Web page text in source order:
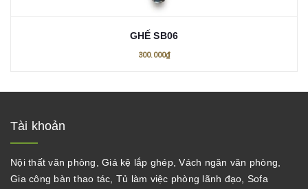
GHẾ SB06
300.000₫
Tài khoản
Nội thất văn phòng, Giá kệ lắp ghép, Vách ngăn văn phòng,
Gia công bàn thao tác, Tủ làm việc phòng lãnh đạo, Sofa